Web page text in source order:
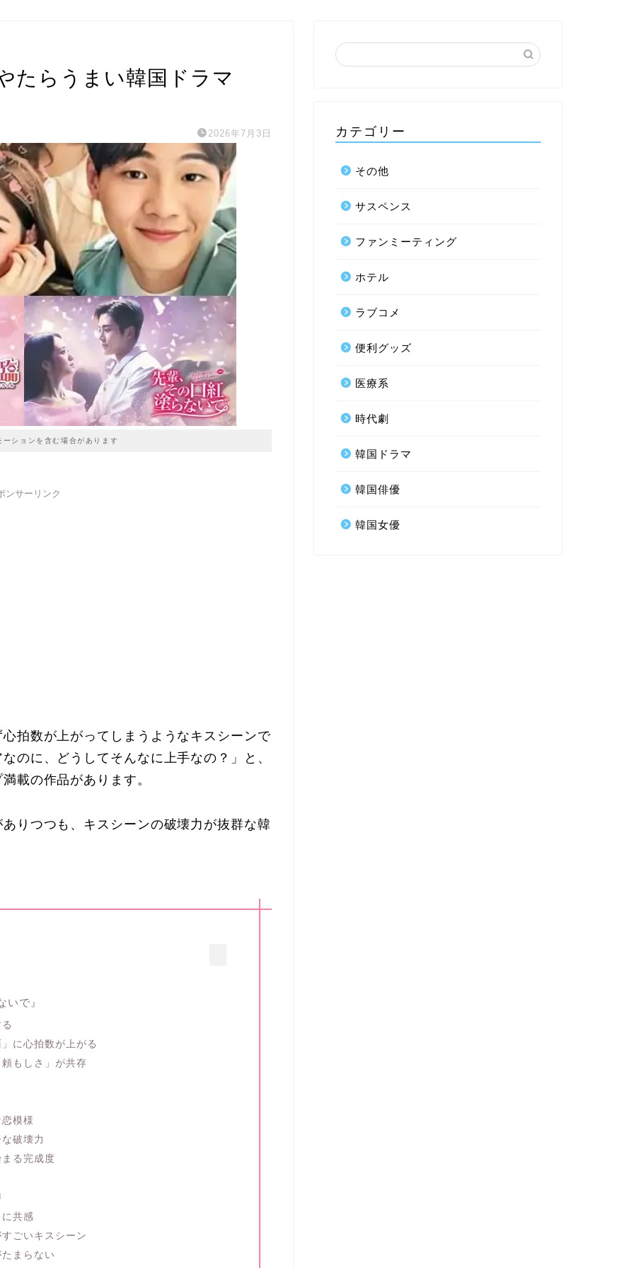
たらうまい韓国ドラマ
2026年7月3日
ーションを含む場合があります
ンサーリンク
拍数が上がってしまうようなキスシーンで
のに、どうしてそんなに上手なの？」と、
載の作品があります。
りつつも、キスシーンの破壊力が抜群な韓
いで』
に心拍数が上がる
もしさ」が共存
模様
破壊力
る完成度
共感
ごいキスシーン
まらない
カテゴリー
その他
サスペンス
ファンミーティング
ホテル
ラブコメ
便利グッズ
医療系
時代劇
韓国ドラマ
韓国俳優
韓国女優